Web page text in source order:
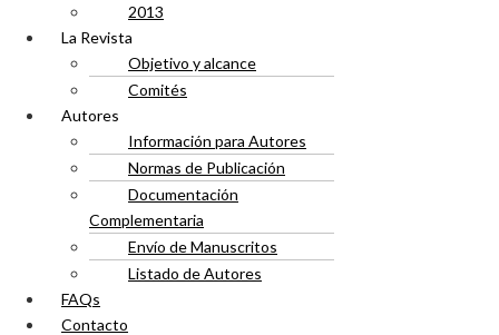
2013
La Revista
Objetivo y alcance
Comités
Autores
Información para Autores
Normas de Publicación
Documentación
Complementaria
Envío de Manuscritos
Listado de Autores
FAQs
Contacto